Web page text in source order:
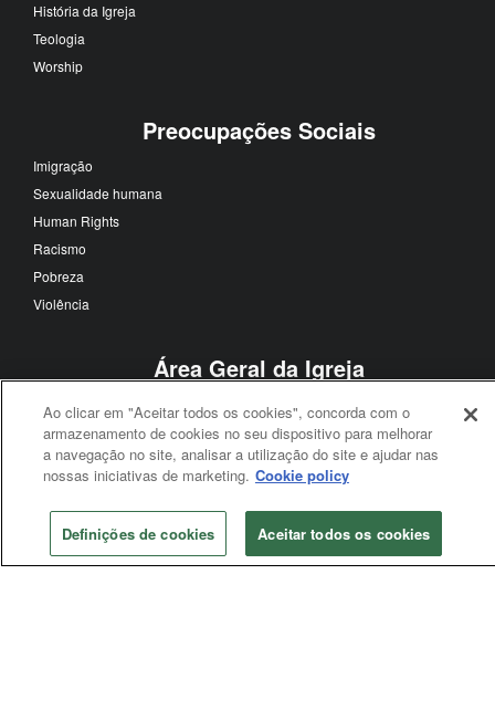
História da Igreja
Teologia
Worship
Preocupações Sociais
Imigração
Sexualidade humana
Human Rights
Racismo
Pobreza
Violência
Área Geral da Igreja
Conferência Geral
Conselho de Bispos
Conselho Judicial
Agências gerais
Mesa Conexional
Conferência Anual
Conferência anual
Ao clicar em "Aceitar todos os cookies", concorda com o
armazenamento de cookies no seu dispositivo para melhorar
a navegação no site, analisar a utilização do site e ajudar nas
nossas iniciativas de marketing. Cookie policy
Definições de cookies Aceitar todos os cookies